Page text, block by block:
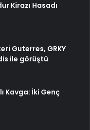
Kirazı Hasadı
Guterres, GRKY
ile görüştü
Kavga: İki Genç